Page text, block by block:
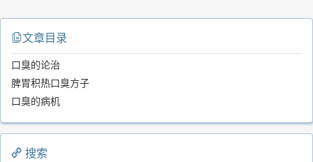
文章目录
口臭的论治
脾胃积热口臭方子
口臭的病机
搜索